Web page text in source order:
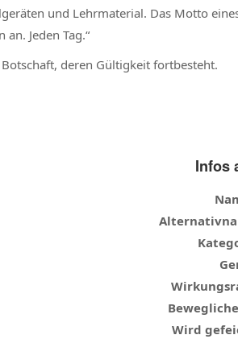
und Lehrmaterial. Das Motto
an. Jeden Tag.“
Botschaft, deren Gültigkeit fortbesteht.
Infos
Wird